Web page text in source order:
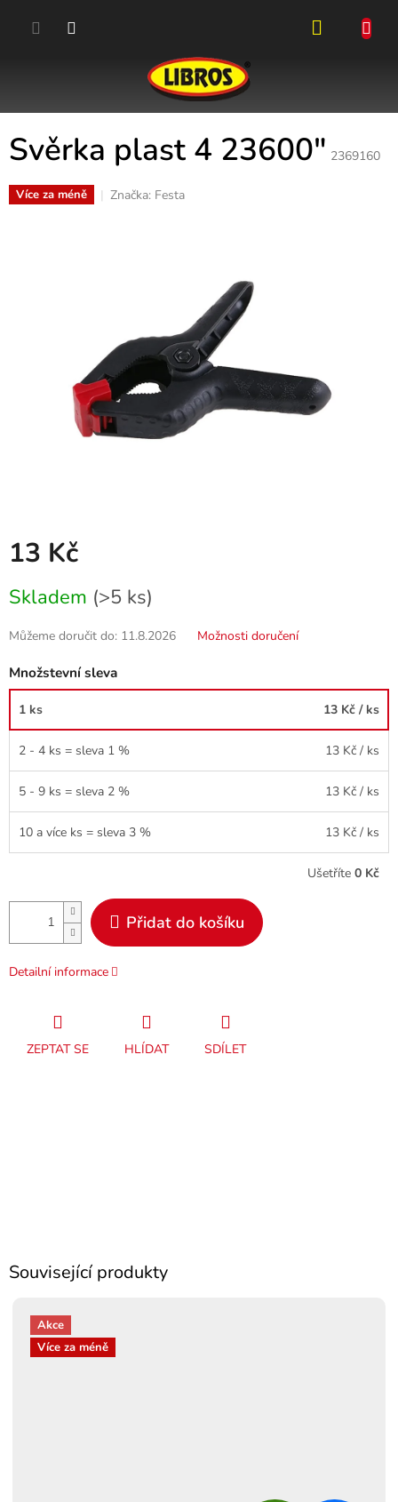
Svěrka plast 4 23600" 2369160
Více za méně Značka: Festa
13 Kč
cena:
Skladem (>5 ks)
Můžeme doručit do: 11.8.2026 Možnosti doručení
Množstevní sleva
1 ks 13 Kč / ks
2 - 4 ks = sleva 1 % 13 Kč / ks
5 - 9 ks = sleva 2 % 13 Kč / ks
10 a více ks = sleva 3 % 13 Kč / ks
Ušetříte 0 Kč
Přidat do košíku
Detailní informace
ZEPTAT SE HLÍDAT SDÍLET
Související produkty
Akce
Více za méně